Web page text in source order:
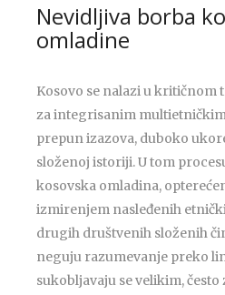
Nevidljiva borba
omladine
Kosovo se nalazi u
za integrisanim
prepun izazova, duboko
složenoj istoriji. U tom
kosovska omladina,
izmirenjem nasleđenih
drugih društvenih složenih
neguju razumevanje preko
sukobljavaju se velikim,